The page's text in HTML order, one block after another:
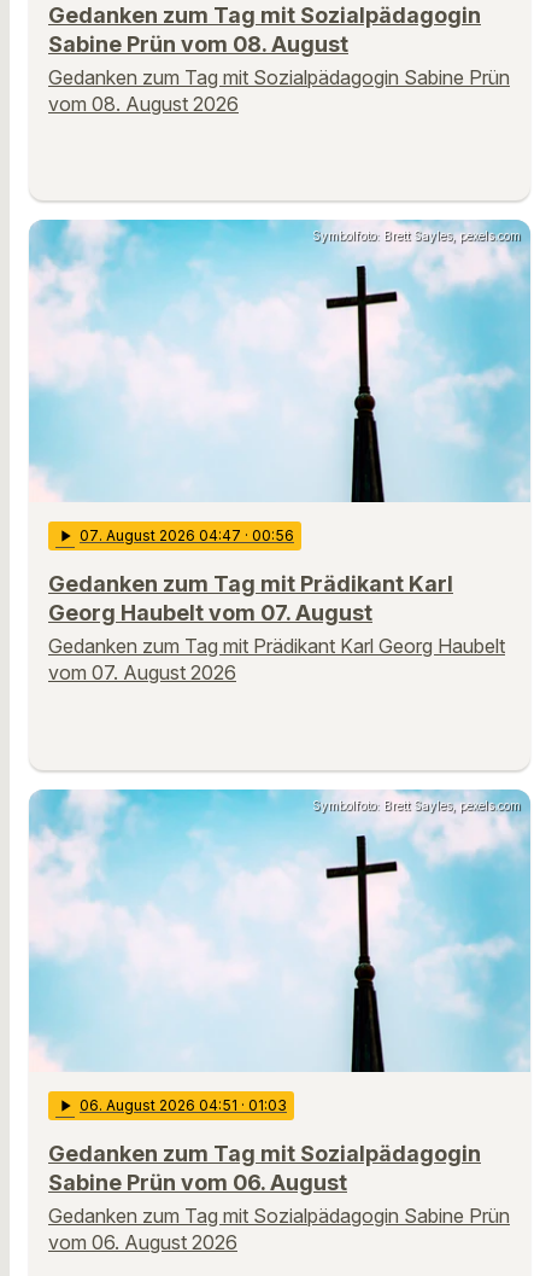
Gedanken zum Tag mit Sozialpädagogin
Sabine Prün vom 08. August
Gedanken zum Tag mit Sozialpädagogin Sabine Prün
vom 08. August 2026
Symbolfoto: Brett Sayles, pexels.com
play_arrow 07. August 2026 04:47 · 00:56
Gedanken zum Tag mit Prädikant Karl
Georg Haubelt vom 07. August
Gedanken zum Tag mit Prädikant Karl Georg Haubelt
vom 07. August 2026
Symbolfoto: Brett Sayles, pexels.com
play_arrow 06. August 2026 04:51 · 01:03
Gedanken zum Tag mit Sozialpädagogin
Sabine Prün vom 06. August
Gedanken zum Tag mit Sozialpädagogin Sabine Prün
vom 06. August 2026